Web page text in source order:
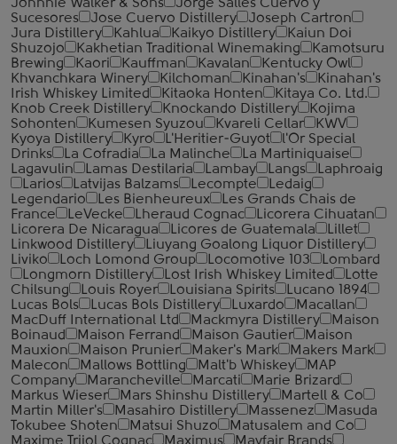
Johnnie Walker & Sons
Jorge Salles Cuervo y
Sucesores
Jose Cuervo Distillery
Joseph Cartron
Jura Distillery
Kahlua Kaikyo Distillery
Kaiun Doi
Shuzojo
Kakhetian Traditional Winemaking
Kamotsuru
Brewing
Kaori Kauffman Kavalan
Kentucky Owl
Khvanchkara Winery
Kilchoman Kinahan's
Kinahan's
Irish Whiskey Limited
Kitaoka Honten
Kitaya Co. Ltd.
Knob Creek Distillery
Knockando Distillery
Kojima
Sohonten
Kumesen Syuzou Kvareli Cellar
KWV
Kyoya Distillery
Kyro L'Heritier-Guyot
l'Or Special
Drinks
La Cofradia La Malinche
La Martiniquaise
Lagavulin
Lamas Destilaria Lambay Langs
Laphroaig
Larios
Latvijas Balzams Lecompte
Ledaig
Legendario
Les Bienheureux
Les Grands Chais de
France
LeVecke Lheraud Cognac
Licorera Cihuatan
Licorera De Nicaragua
Licores de Guatemala
Lillet
Linkwood Distillery
Liuyang Goalong Liquor Distillery
Liviko
Loch Lomond Group Locomotive 103
Lombard
Longmorn Distillery
Lost Irish Whiskey Limited
Lotte
Chilsung
Louis Royer Louisiana Spirits
Lucano 1894
Lucas Bols
Lucas Bols Distillery Luxardo
Macallan
MacDuff International Ltd
Mackmyra Distillery
Maison
Boinaud
Maison Ferrand Maison Gautier
Maison
Mauxion
Maison Prunier Maker's Mark
Makers Mark
Malecon
Mallows Bottling Malt'b Whiskey
MAP
Company
Marancheville Marcati
Marie Brizard
Markus Wieser
Mars Shinshu Distillery
Martell & Co
Martin Miller's
Masahiro Distillery Massenez
Masuda
Tokubee Shoten
Matsui Shuzo
Matusalem and Co